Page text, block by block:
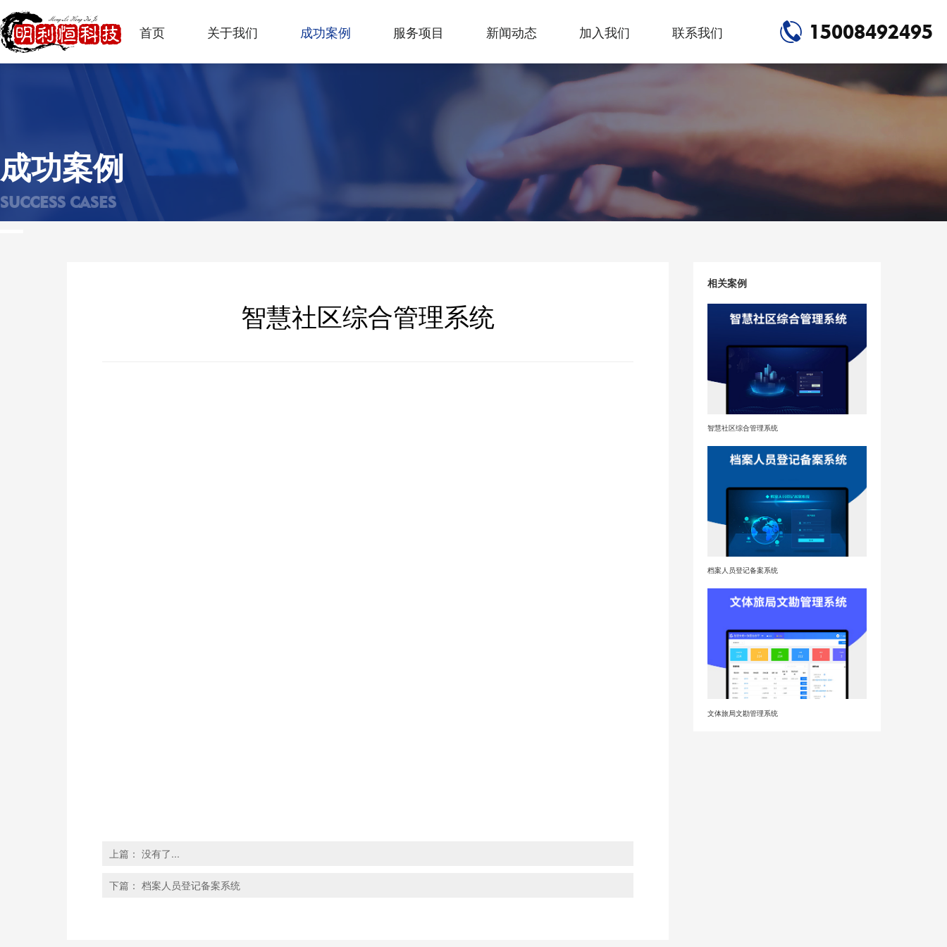
首页 关于我们 成功案例 服务项目 新闻动态 加入我们 联系我们 15008492495
成功案例
SUCCESS CASES
智慧社区综合管理系统
上篇： 没有了...
下篇： 档案人员登记备案系统
相关案例
智慧社区综合管理系统
档案人员登记备案系统
文体旅局文勘管理系统